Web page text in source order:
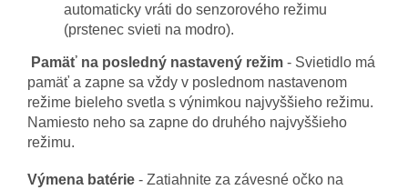
automaticky vráti do senzorového režimu
(prstenec svieti na modro).
Pamäť na posledný nastavený režim - Svietidlo má
pamäť a zapne sa vždy v poslednom nastavenom
režime bieleho svetla s výnimkou najvyššieho režimu.
Namiesto neho sa zapne do druhého najvyššieho
režimu.
Výmena batérie - Zatiahnite za závesné očko na